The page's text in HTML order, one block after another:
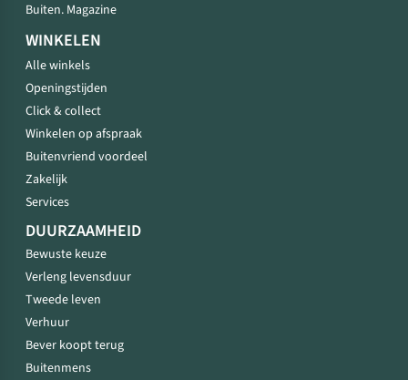
Buiten. Magazine
WINKELEN
Alle winkels
Openingstijden
Click & collect
Winkelen op afspraak
Buitenvriend voordeel
Zakelijk
Services
DUURZAAMHEID
Bewuste keuze
Verleng levensduur
Tweede leven
Verhuur
Bever koopt terug
Buitenmens